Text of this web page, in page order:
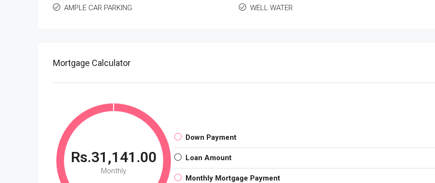
AMPLE CAR PARKING WELL WATER
Mortgage Calculator
Rs.31,141.00
Monthly
Down Payment
Loan Amount
Monthly Mortgage Payment